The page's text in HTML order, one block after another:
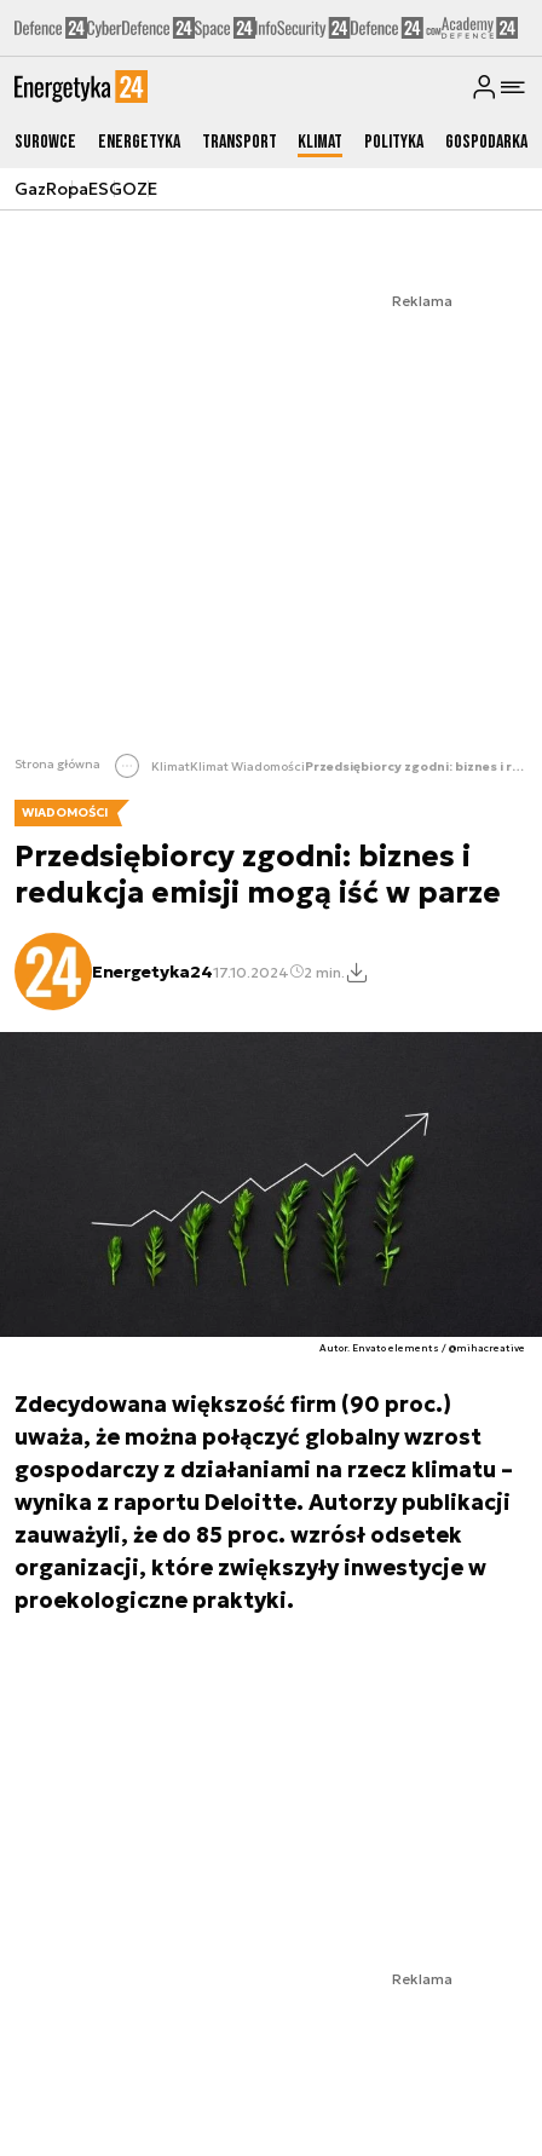
Surowce Energetyka Transport Klimat Polityka Gospodarka
GazRopaESGOZE
Reklama
Strona główna KlimatKlimat Wiadomości Przedsiębiorcy zgodni: biznes i redukcja emisji mogą iść w parze
WIADOMOŚCI
Przedsiębiorcy zgodni: biznes i
redukcja emisji mogą iść w parze
Energetyka2417.10.2024 2 min.
Autor. Envato elements / @mihacreative
Zdecydowana większość firm (90 proc.)
uważa, że można połączyć globalny wzrost
gospodarczy z działaniami na rzecz klimatu –
wynika z raportu Deloitte. Autorzy publikacji
zauważyli, że do 85 proc. wzrósł odsetek
organizacji, które zwiększyły inwestycje w
proekologiczne praktyki.
Reklama